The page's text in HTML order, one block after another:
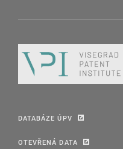
DATABÁZE ÚPV
OTEVŘENÁ DATA